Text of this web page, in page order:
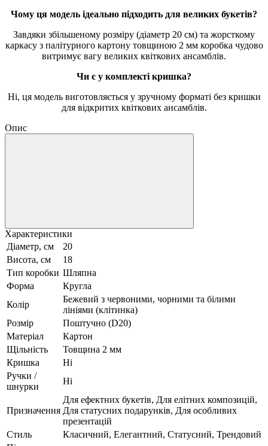
Чому ця модель ідеально підходить для великих букетів?
Завдяки збільшеному розміру (діаметр 20 см) та жорсткому
каркасу з палітурного картону товщиною 2 мм коробка чудово
витримує вагу великих квіткових ансамблів.
Чи є у комплекті кришка?
Ні, ця модель виготовляється у зручному форматі без кришки
для відкритих квіткових ансамблів.
Опис
Характеристики
Діаметр, см
20
Висота, см
18
Тип коробки Шляпна
Форма
Кругла
Колір
Бежевий з червоними, чорними та білими
лініями (клітинка)
Розмір
Поштучно (D20)
Матеріал
Картон
Щільність
Товщина 2 мм
Кришка
Ні
Ручки /
шнурки
Ні
Призначення
Для ефектних букетів, Для елітних композицій,
Для статусних подарунків, Для особливих
презентацій
Стиль
Класичний, Елегантний, Статусний, Трендовий